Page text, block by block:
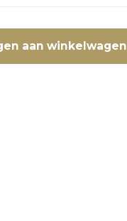
aan winkelwagen